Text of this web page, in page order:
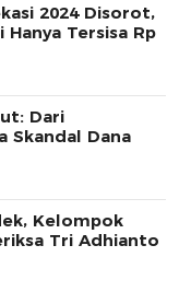
2024 Disorot,
Hanya Tersisa Rp
Dari
Skandal Dana
Kelompok
Tri Adhianto